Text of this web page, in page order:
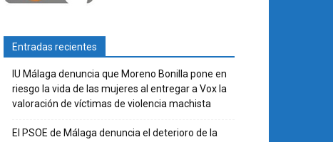
Entradas recientes
IU Málaga denuncia que Moreno Bonilla pone en
riesgo la vida de las mujeres al entregar a Vox la
valoración de víctimas de violencia machista
El PSOE de Málaga denuncia el deterioro de la